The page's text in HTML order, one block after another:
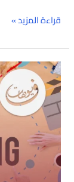
قراءة المزيد »
استراتيجيات
التسويق
الإلكتروني